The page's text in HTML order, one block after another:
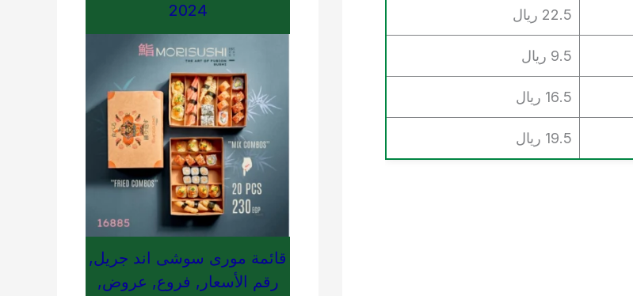
22.5 ريال
9.5 ريال
16.5 ريال
19.5 ريال
2024
قائمة مورى سوشى اند جريل,
رقم الأسعار, فروع, عروض,